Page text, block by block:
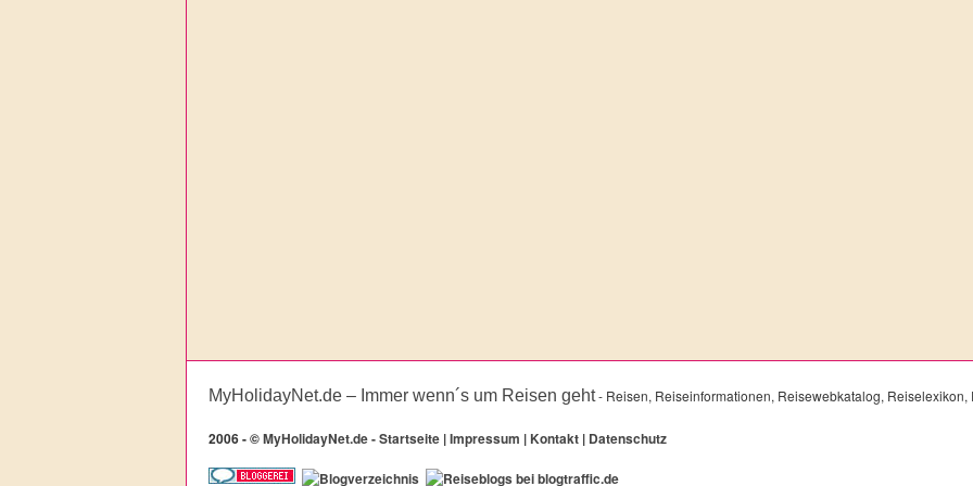
MyHolidayNet.de – Immer wenn´s um Reisen geht- Reisen, Reiseinformationen, Reisewebkatalog, Reiselexikon,
2006 -©MyHolidayNet.de - Startseite |Impressum | Kontakt | Datenschutz